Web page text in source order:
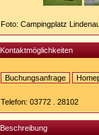
Foto: Campingplatz
Kontaktmöglichkeiten
Buchungsanfrage
https://http://
lindenau.de
Telefon: 03772 . 28102
Beschreibung